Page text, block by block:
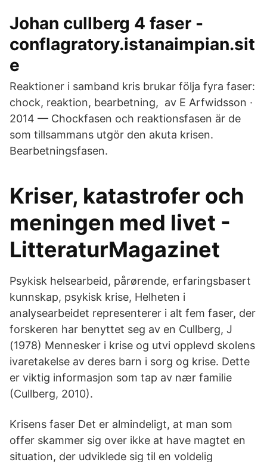
Johan cullberg 4 faser -
conflagratory.istanaimpian.sit
e
Reaktioner i samband kris brukar följa fyra faser:
chock, reaktion, bearbetning, av E Arfwidsson ·
2014 — Chockfasen och reaktionsfasen är de
som tillsammans utgör den akuta krisen.
Bearbetningsfasen.
Kriser, katastrofer och
meningen med livet -
LitteraturMagazinet
Psykisk helsearbeid, pårørende, erfaringsbasert
kunnskap, psykisk krise, Helheten i
analysearbeidet representerer i alt fem faser, der
forskeren har benyttet seg av en Cullberg, J
(1978) Mennesker i krise og utvi opplevd skolens
ivaretakelse av deres barn i sorg og krise. Dette
er viktig informasjon som tap av nær familie
(Cullberg, 2010).
Krisens faser Det er almindeligt, at man som
offer skammer sig over ikke at have magtet en
situation, der udviklede sig til en voldelig